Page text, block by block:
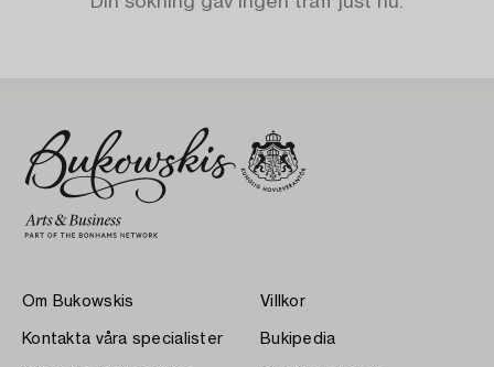
Om Bukowskis
Kontakta våra specialister
Villkor
Bukipedia